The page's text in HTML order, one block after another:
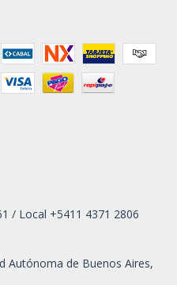
/ Local +5411 4371 2806
Autónoma de Buenos Aires,